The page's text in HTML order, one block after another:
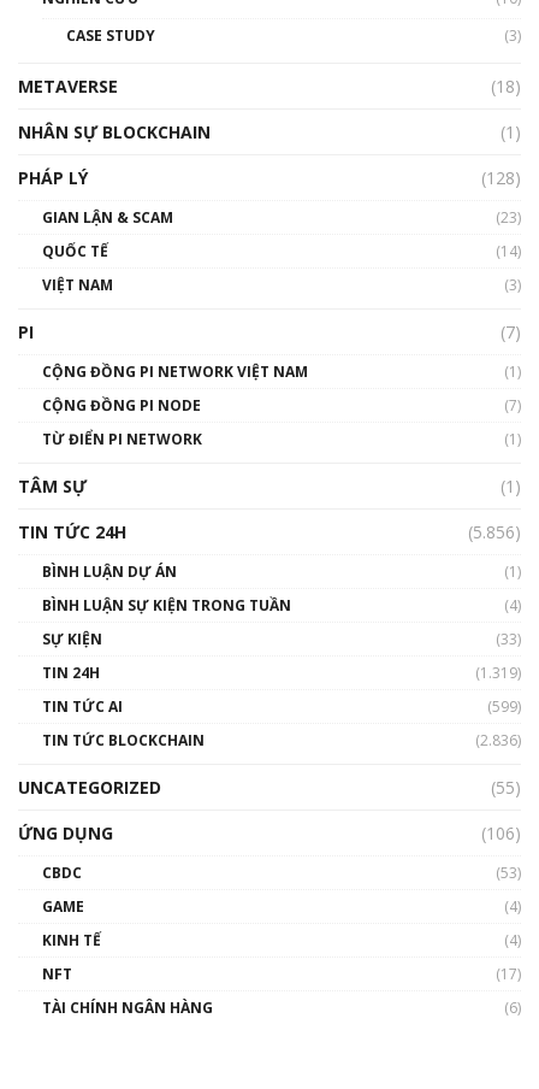
01:32:59
gió ấm
Talkshow 14: MemeCoin – Trò đùa tỷ đô
01:29:26
CASE STUDY
(3)
METAVERSE
(18)
NHÂN SỰ BLOCKCHAIN
(1)
PHÁP LÝ
(128)
GIAN LẬN & SCAM
(23)
QUỐC TẾ
(14)
VIỆT NAM
(3)
PI (7)
CỘNG ĐỒNG PI NETWORK VIỆT NAM
(1)
CỘNG ĐỒNG PI NODE
(7)
TỪ ĐIỂN PI NETWORK
(1)
TÂM SỰ
(1)
TIN TỨC 24H
(5.856)
BÌNH LUẬN DỰ ÁN
(1)
BÌNH LUẬN SỰ KIỆN TRONG TUẦN
(4)
SỰ KIỆN
(33)
TIN 24H
(1.319)
TIN TỨC AI
(599)
TIN TỨC BLOCKCHAIN
(2.836)
UNCATEGORIZED
(55)
ỨNG DỤNG
(106)
CBDC
(53)
GAME
(4)
KINH TẾ
(4)
NFT
(17)
TÀI CHÍNH NGÂN HÀNG
(6)